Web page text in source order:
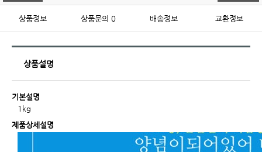
상품정보 상품문의 0 배송정보 교환정보
상품설명
기본설명
1kg
제품상세설명